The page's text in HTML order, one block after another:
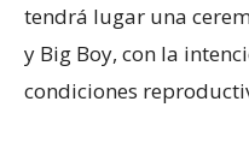
tendrá lugar una
y Big Boy, con la
condiciones